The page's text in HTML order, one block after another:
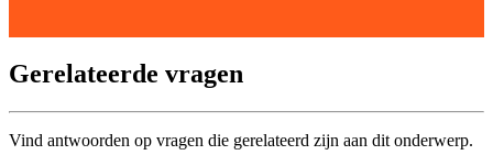
Gerelateerde vragen
Vind antwoorden op vragen die gerelateerd zijn aan dit onderwerp.